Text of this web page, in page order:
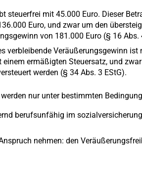
steuerfrei mit 45.000 Euro. Dieser
Euro, und zwar um den
von 181.000 Euro (§ 16 Abs.
verbleibende Veräußerungsgewinn ist
ermäßigten Steuersatz, und
werden (§ 34 Abs. 3 EStG).
nur unter bestimmten
berufsunfähig im
nehmen: den